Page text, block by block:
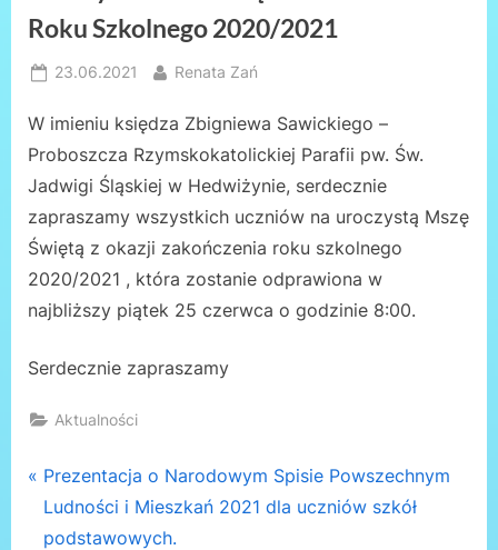
Roku Szkolnego 2020/2021
Posted
23.06.2021 By
Renata Zań
W imieniu księdza Zbigniewa Sawickiego –
Proboszcza Rzymskokatolickiej Parafii pw. Św.
Jadwigi Śląskiej w Hedwiżynie, serdecznie
zapraszamy wszystkich uczniów na uroczystą Mszę
Świętą z okazji zakończenia roku szkolnego
2020/2021 , która zostanie odprawiona w
najbliższy piątek 25 czerwca o godzinie 8:00.
Serdecznie zapraszamy
Aktualności
Nawigacja
wpisu
P
r
e
Prezentacja o Narodowym Spisie Powszechnym
Ludności i Mieszkań 2021 dla uczniów szkół
podstawowych.